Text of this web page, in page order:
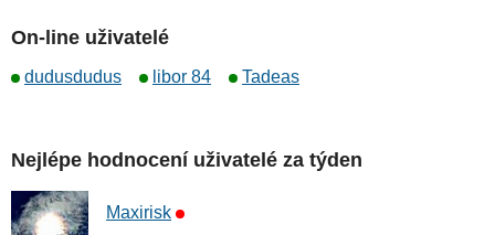
On-line uživatelé
dudusdudus libor 84 Tadeas
Nejlépe hodnocení uživatelé za týden
Maxirisk